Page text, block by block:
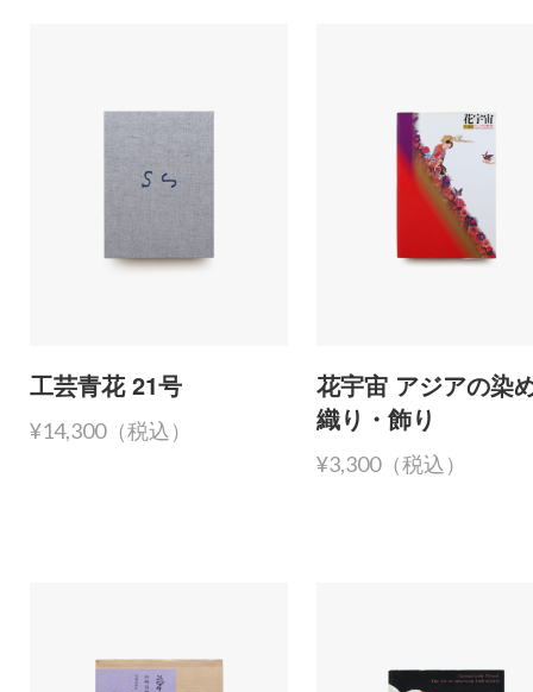
工芸青花 21号
¥14,300（税込）
花宇宙 アジアの染
織り・飾り
¥3,300（税込）